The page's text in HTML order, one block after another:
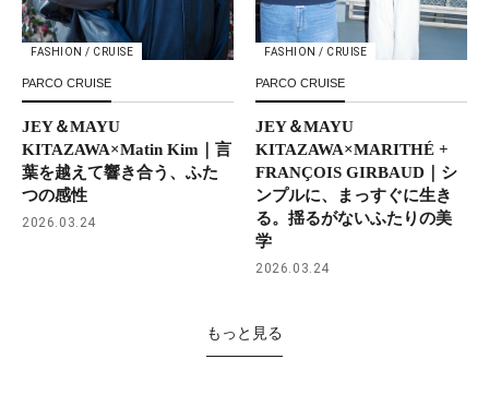
FASHION / CRUISE
PARCO CRUISE
JEY＆MAYU
KITAZAWA×Matin Kim｜言
葉を越えて響き合う、ふた
つの感性
2026.03.24
FASHION / CRUISE
PARCO CRUISE
JEY＆MAYU
KITAZAWA×MARITHÉ +
FRANÇOIS GIRBAUD｜シ
ンプルに、まっすぐに生き
る。揺るがないふたりの美
学
2026.03.24
もっと見る